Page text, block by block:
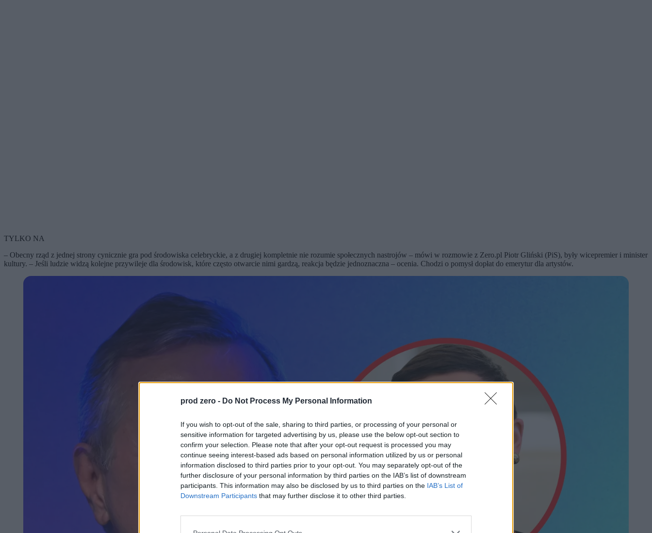
prod zero - Do Not Process My Personal Information
If you wish to opt-out of the sale, sharing to third parties, or processing of your personal or
sensitive information for targeted advertising by us, please use the below opt-out section to
confirm your selection. Please note that after your opt-out request is processed you may
continue seeing interest-based ads based on personal information utilized by us or personal
information disclosed to third parties prior to your opt-out. You may separately opt-out of the
further disclosure of your personal information by third parties on the IAB’s list of downstream
participants. This information may also be disclosed by us to third parties on the IAB’s List of
Downstream Participants that may further disclose it to other third parties.
TYLKO NA
– Obecny rząd z jednej strony cynicznie gra pod środowiska celebryckie, a z drugiej kompletnie nie rozumie społecznych nastrojów – mówi w rozmowie z Zero.pl Piotr Gliński (PiS), były wicepremier i minister
kultury. – Jeśli ludzie widzą kolejne przywileje dla środowisk, które często otwarcie nimi gardzą, reakcja będzie jednoznaczna – ocenia. Chodzi o pomysł dopłat do emerytur dla artystów.